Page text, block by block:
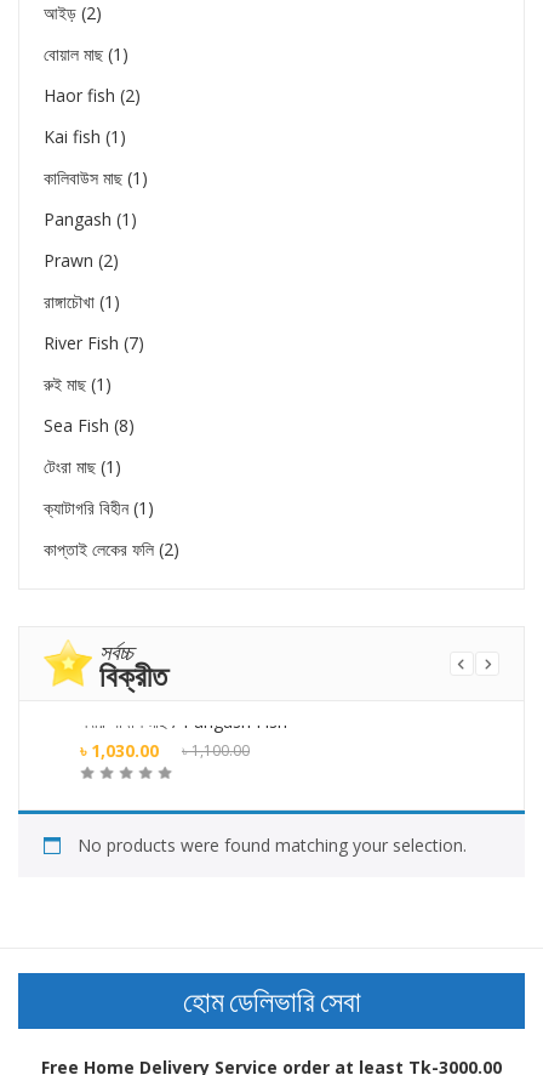
আইড় (2)
বোয়াল মাছ (1)
Haor fish (2)
Kai fish (1)
কালিবাউস মাছ (1)
Pangash (1)
Prawn (2)
রাঙ্গাচৌখা (1)
River Fish (7)
রুই মাছ (1)
Sea Fish (8)
টেংরা মাছ (1)
ক্যাটাগরি বিহীন (1)
কাপ্তাই লেকের ফলি (2)
সর্বচ্চ
বিক্রীত
নদীর পাঙ্গাশ মাছ / Pangash Fish
Original
price
was:
৳ 1,100.00.
৳ 1,030.00
Current
price
is:
৳1,100.00
No products were found matching your selection.
হোম ডেলিভারি সেবা
Free Home Delivery Service order at least Tk-3000.00